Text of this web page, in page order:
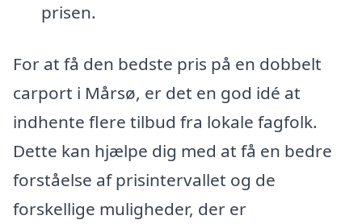
prisen.
For at få den bedste pris på en dobbelt
carport i Mårsø, er det en god idé at
indhente flere tilbud fra lokale fagfolk.
Dette kan hjælpe dig med at få en bedre
forståelse af prisintervallet og de
forskellige muligheder, der er